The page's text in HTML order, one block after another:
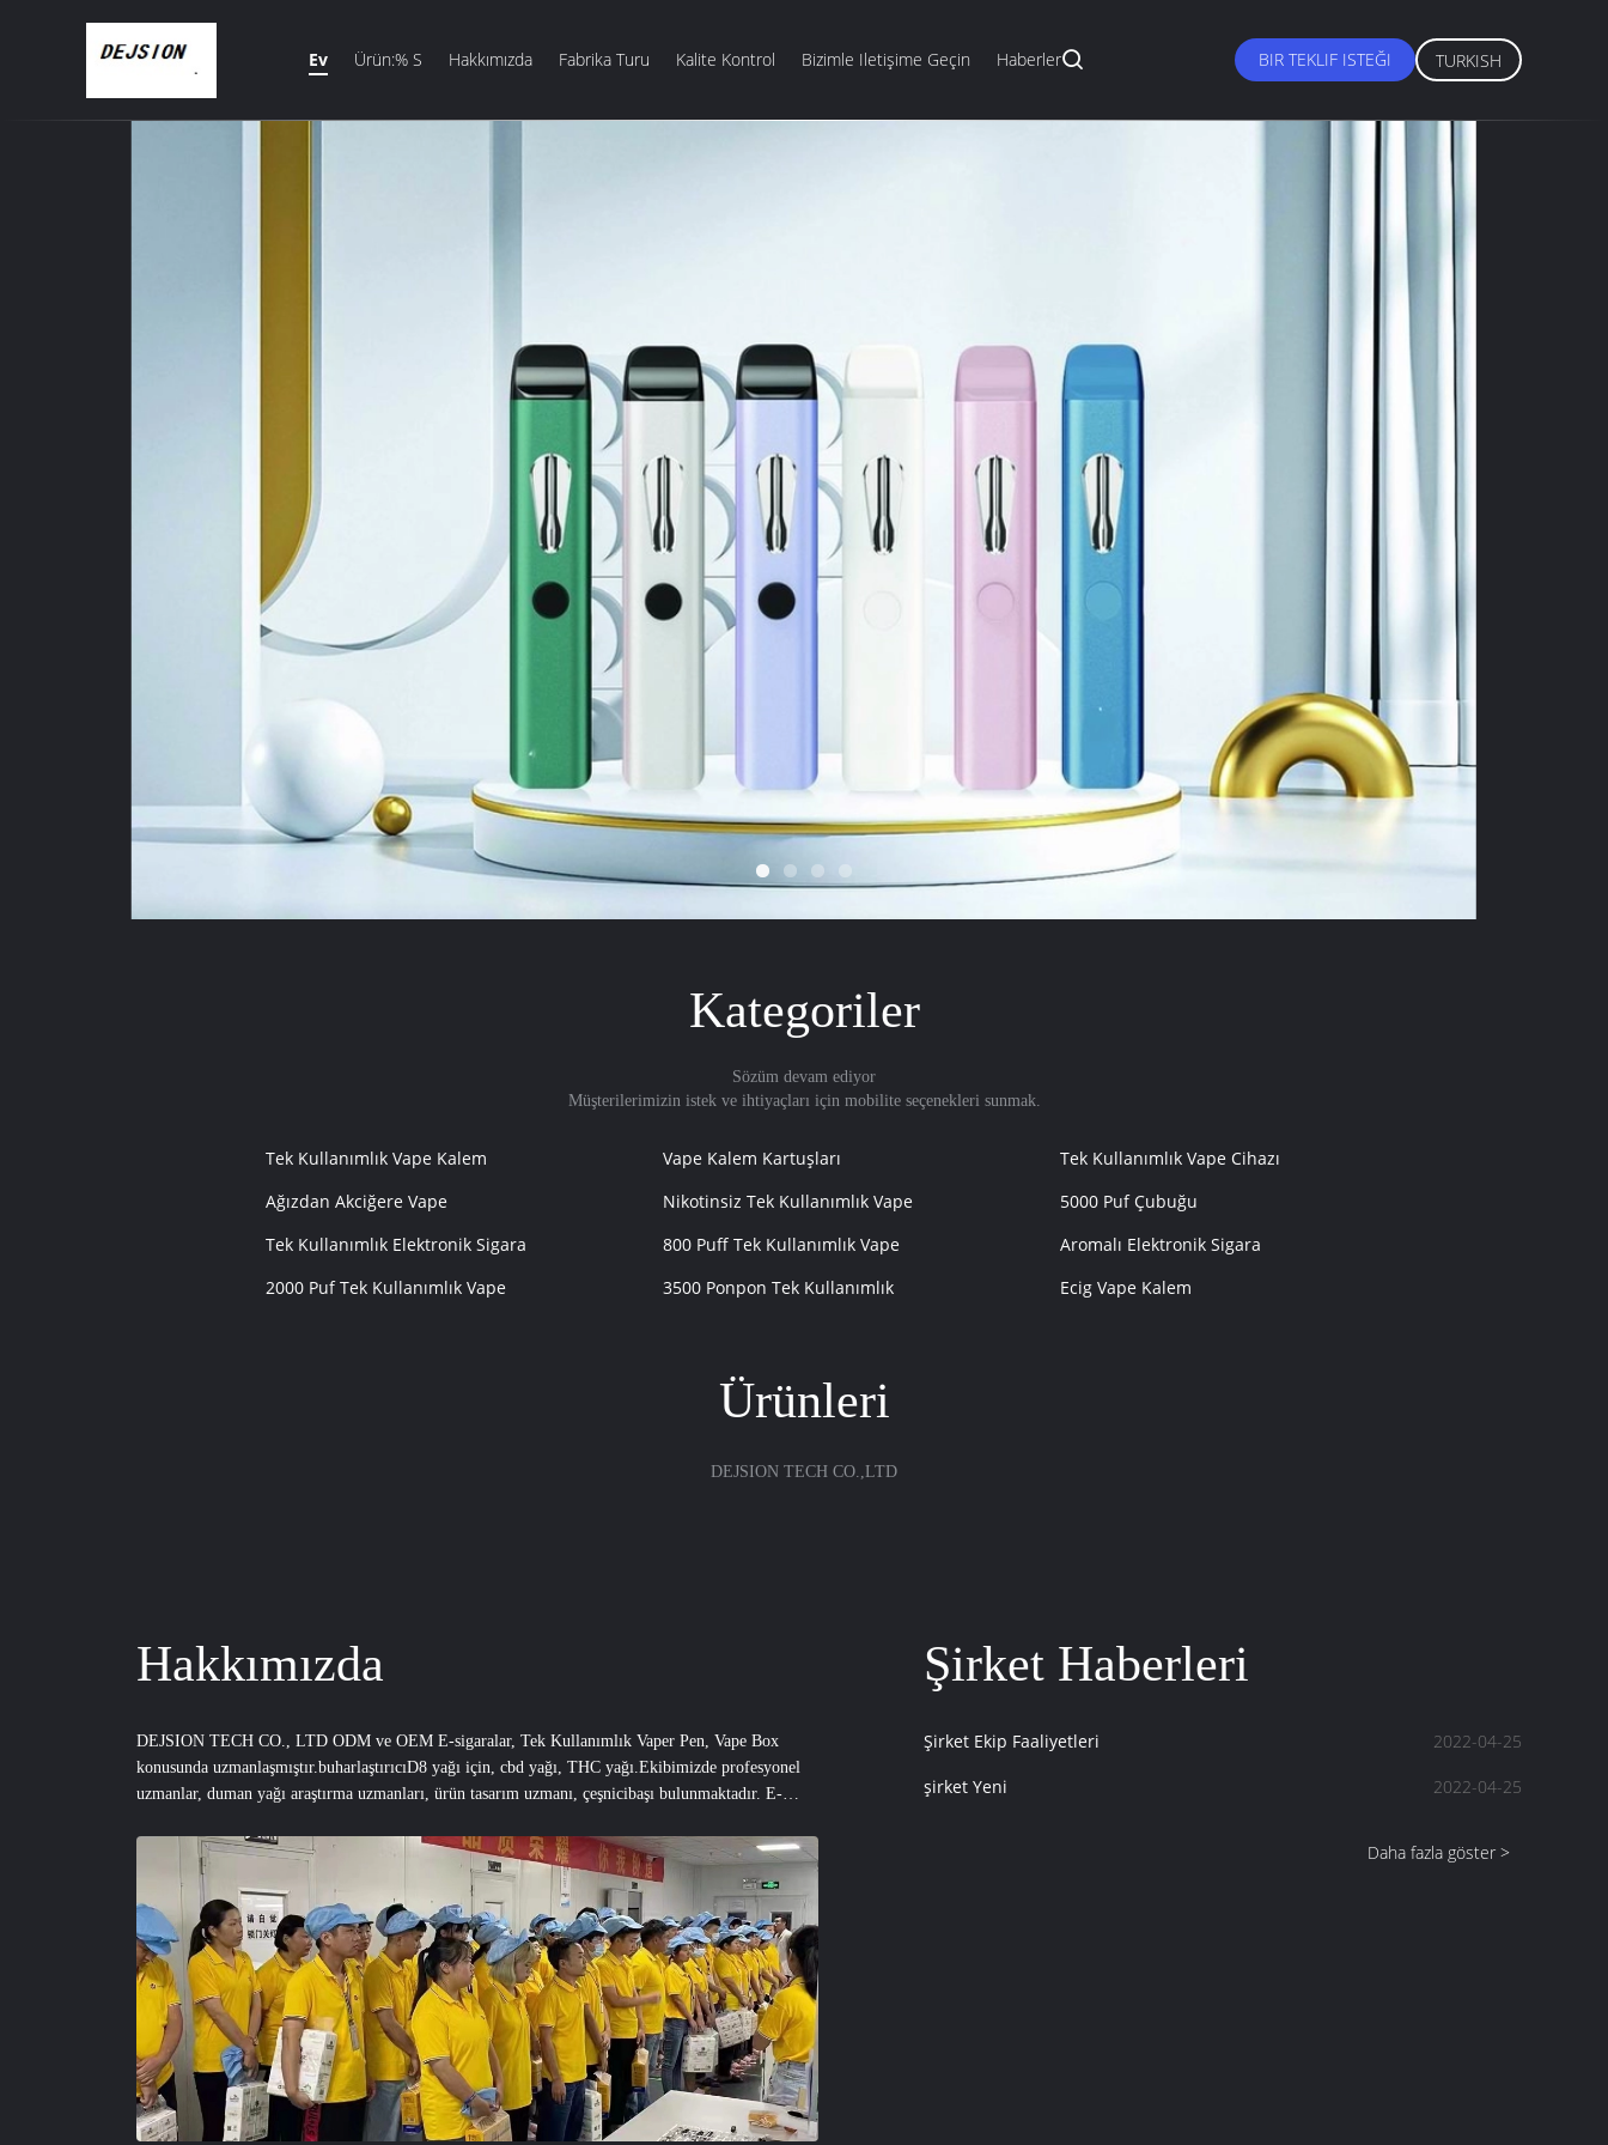
Ev Ürün:% S Hakkımızda Fabrika Turu Kalite Kontrol Bizimle Iletişime Geçin Haberler BIR TEKLIF ISTEĞI TURKISH
Kategoriler
Sözüm devam ediyor
Müşterilerimizin istek ve ihtiyaçları için mobilite seçenekleri sunmak.
Tek Kullanımlık Vape Kalem Vape Kalem Kartuşları
Tek Kullanımlık Vape Cihazı
Ağızdan Akciğere Vape
Nikotinsiz Tek Kullanımlık Vape
5000 Puf Çubuğu
Tek Kullanımlık Elektronik Sigara
800 Puff Tek Kullanımlık Vape
Aromalı Elektronik Sigara
2000 Puf Tek Kullanımlık Vape
3500 Ponpon Tek Kullanımlık Ecig Vape Kalem
Ürünleri
DEJSION TECH CO.,LTD
Hakkımızda
DEJSION TECH CO., LTD ODM ve OEM E-sigaralar, Tek Kullanımlık Vaper Pen, Vape Box
konusunda uzmanlaşmıştır.buharlaştırıcıD8 yağı için, cbd yağı, THC yağı.Ekibimizde profesyonel
uzmanlar, duman yağı araştırma uzmanları, ürün tasarım uzmanı, çeşnicibaşı bulunmaktadır. E-
görünümü, ürün sürecini teşvik e...
Şirket Haberleri
Şirket Ekip Faaliyetleri
2022-04-25
şirket Yeni
2022-04-25
Daha fazla göster >